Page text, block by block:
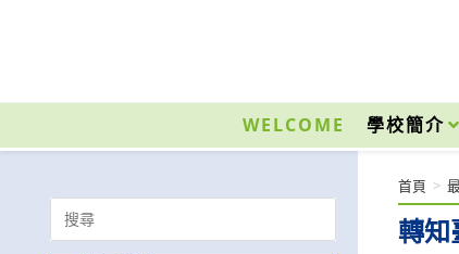
內
WELCOME 學校簡介
轉知
首頁 >
Search
for: